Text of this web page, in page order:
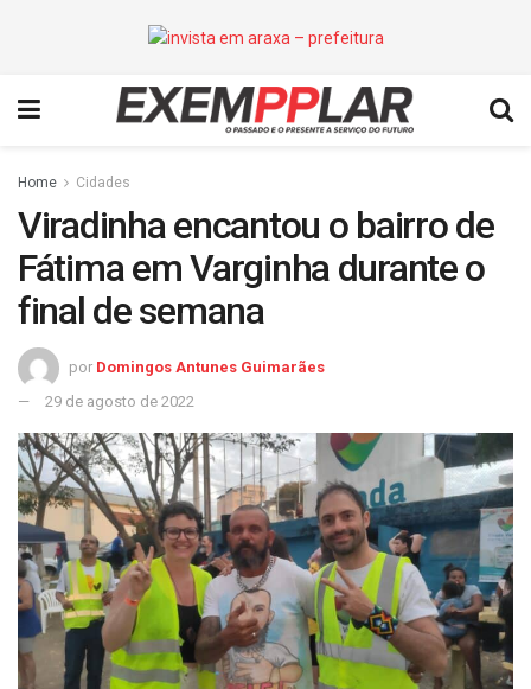
Home Cidades
Viradinha encantou o bairro de
Fátima em Varginha durante o
final de semana
por Domingos Antunes Guimarães
29 de agosto de 2022